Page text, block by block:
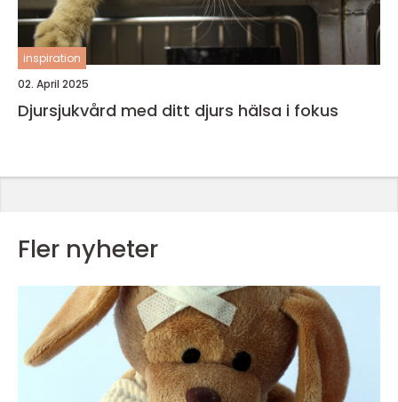
inspiration
02. April 2025
Djursjukvård med ditt djurs hälsa i fokus
Fler nyheter